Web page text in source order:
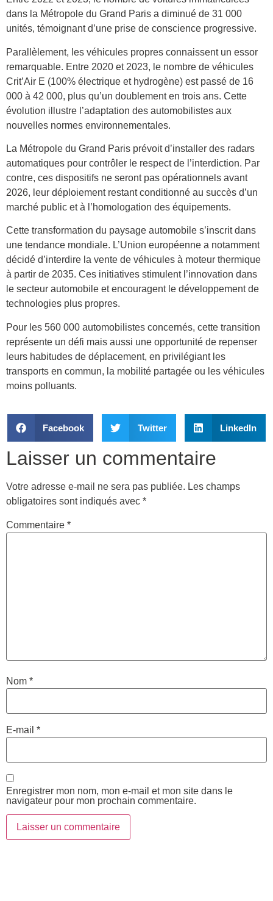
dans la Métropole du Grand Paris a diminué de 31 000
unités, témoignant d’une prise de conscience progressive.
Parallèlement, les véhicules propres connaissent un essor
remarquable. Entre 2020 et 2023, le nombre de véhicules
Crit’Air E (100% électrique et hydrogène) est passé de 16
000 à 42 000, plus qu’un doublement en trois ans. Cette
évolution illustre l’adaptation des automobilistes aux
nouvelles normes environnementales.
La Métropole du Grand Paris prévoit d’installer des radars
automatiques pour contrôler le respect de l’interdiction. Par
contre, ces dispositifs ne seront pas opérationnels avant
2026, leur déploiement restant conditionné au succès d’un
marché public et à l’homologation des équipements.
Cette transformation du paysage automobile s’inscrit dans
une tendance mondiale. L’Union européenne a notamment
décidé d’interdire la vente de véhicules à moteur thermique
à partir de 2035. Ces initiatives stimulent l’innovation dans
le secteur automobile et encouragent le développement de
technologies plus propres.
Pour les 560 000 automobilistes concernés, cette transition
représente un défi mais aussi une opportunité de repenser
leurs habitudes de déplacement, en privilégiant les
transports en commun, la mobilité partagée ou les véhicules
moins polluants.
Facebook Twitter LinkedIn
Laisser un commentaire
Votre adresse e-mail ne sera pas publiée. Les champs
obligatoires sont indiqués avec *
Commentaire *
Nom *
E-mail *
Enregistrer mon nom, mon e-mail et mon site dans le
navigateur pour mon prochain commentaire.